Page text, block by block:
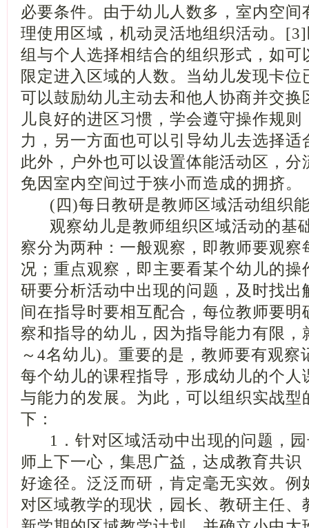
必要条件。由于幼儿人数多，室内空间
理使用区域，机动灵活地组织活动。
组与个人选择相结合的组织形式，如可
限定进入区域的人数。当幼儿发现卡位
可以鼓励幼儿主动去和他人协商并交换
儿良好的进区习惯，学会遵守操作规
力，另一方面也可以引导幼儿去选择
此外，户外也可以设置体能活动区，
免因室内空间过于狭小而造成的拥挤。
(四)每日教研是教师区域活动组织
观察幼儿是教师组织区域活动的基
察分为两种：一般观察，即教师要观察
况；重点观察，即主要看某个幼儿的操
研要分析活动中出现的问题，及时找出
间在指导时要相互配合，每位教师要明
察和指导的幼儿，因为指导能力有限，
～4名幼儿)。重要的是，教师要有观察
每个幼儿的课程指导，形成幼儿的个人
与能力的发展。为此，可以组织实战型
下：
1．针对区域活动中出现的问题，园
师上下一心，集思广益，达成教育共
好途径。泛泛而研，肯定毫无实效。例
对区域教学的现状，园长、教研主任、